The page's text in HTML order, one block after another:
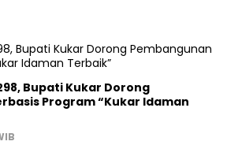
Bupati Kukar Dorong
Program “Kukar Idaman